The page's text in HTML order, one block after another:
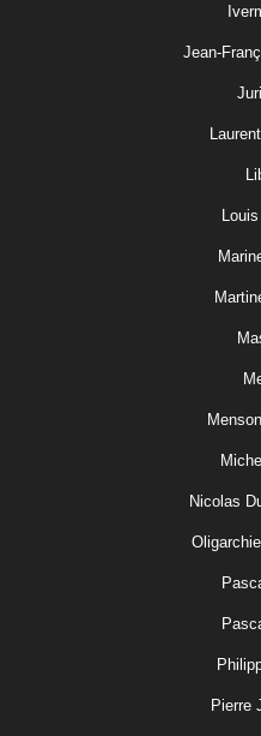
Jean-
Nicolas
Pierre